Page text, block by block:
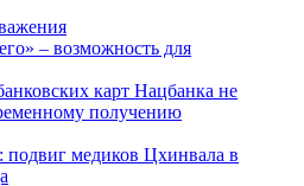
30 июля 2015 г
2015 г
№98 5 июля 2014 г(10)
(14)
– возможность для
карт Нацбанка не
получению
подвиг медиков Цхинвала в